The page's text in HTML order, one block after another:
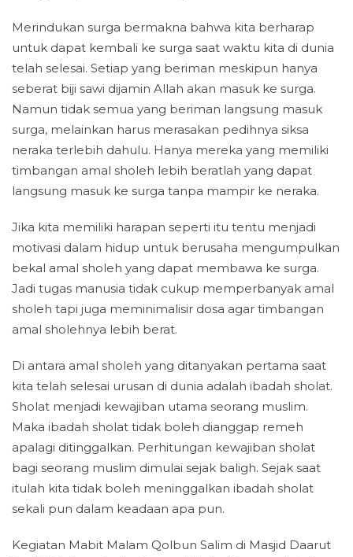
Merindukan surga bermakna bahwa kita berharap
untuk dapat kembali ke surga saat waktu kita di dunia
telah selesai. Setiap yang beriman meskipun hanya
seberat biji sawi dijamin Allah akan masuk ke surga.
Namun tidak semua yang beriman langsung masuk
surga, melainkan harus merasakan pedihnya siksa
neraka terlebih dahulu. Hanya mereka yang memiliki
timbangan amal sholeh lebih beratlah yang dapat
langsung masuk ke surga tanpa mampir ke neraka.
Jika kita memiliki harapan seperti itu tentu menjadi
motivasi dalam hidup untuk berusaha mengumpulkan
bekal amal sholeh yang dapat membawa ke surga.
Jadi tugas manusia tidak cukup memperbanyak amal
sholeh tapi juga meminimalisir dosa agar timbangan
amal sholehnya lebih berat.
Di antara amal sholeh yang ditanyakan pertama saat
kita telah selesai urusan di dunia adalah ibadah sholat.
Sholat menjadi kewajiban utama seorang muslim.
Maka ibadah sholat tidak boleh dianggap remeh
apalagi ditinggalkan. Perhitungan kewajiban sholat
bagi seorang muslim dimulai sejak baligh. Sejak saat
itulah kita tidak boleh meninggalkan ibadah sholat
sekali pun dalam keadaan apa pun.
Kegiatan Mabit Malam Qolbun Salim di Masjid Daarut